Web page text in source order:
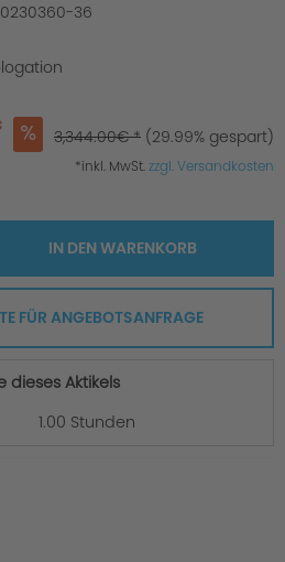
36
3,344.00€ * (29.99% gespart)
*inkl. MwSt.zzgl. Versandkosten
IN DENWARENKORB
FÜR ANGEBOTSANFRAGE
dieses Aktikels
1.00 Stunden